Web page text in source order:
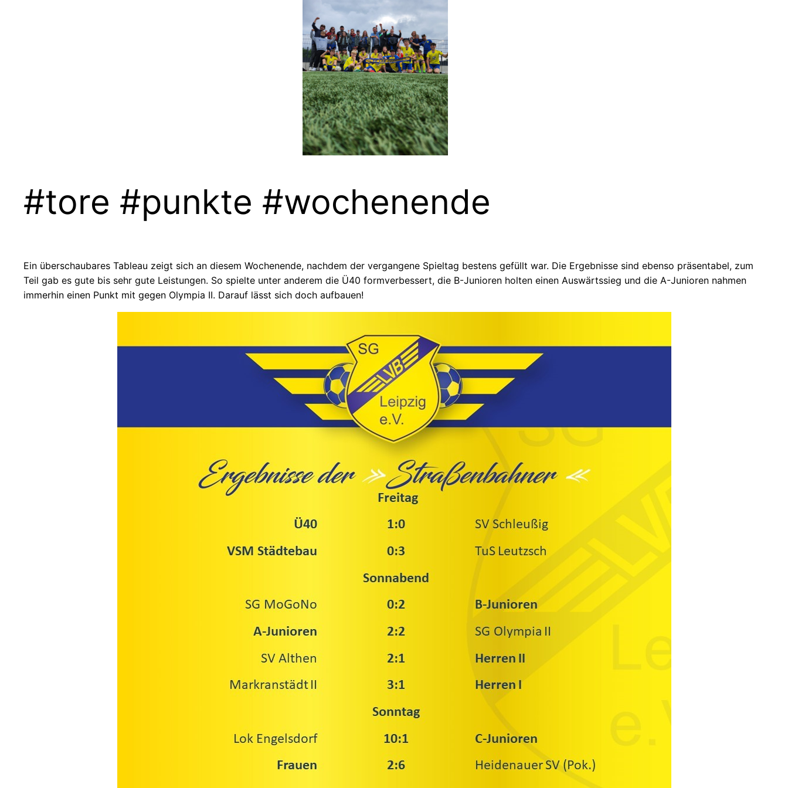
#tore #punkte #wochenende
Ein überschaubares Tableau zeigt sich an diesem Wochenende, nachdem der vergangene Spieltag bestens gefüllt war. Die Ergebnisse sind ebenso präsentabel, zum
Teil gab es gute bis sehr gute Leistungen. So spielte unter anderem die Ü40 formverbessert, die B-Junioren holten einen Auswärtssieg und die A-Junioren nahmen
immerhin einen Punkt mit gegen Olympia II. Darauf lässt sich doch aufbauen!